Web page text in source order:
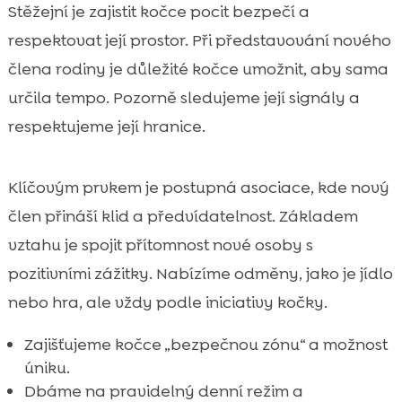
Stěžejní je zajistit kočce pocit bezpečí a
respektovat její prostor. Při představování nového
člena rodiny je důležité kočce umožnit, aby sama
určila tempo. Pozorně sledujeme její signály a
respektujeme její hranice.
Klíčovým prvkem je postupná asociace, kde nový
člen přináší klid a předvídatelnost. Základem
vztahu je spojit přítomnost nové osoby s
pozitivními zážitky. Nabízíme odměny, jako je jídlo
nebo hra, ale vždy podle iniciativy kočky.
Zajišťujeme kočce „bezpečnou zónu“ a možnost
úniku.
Dbáme na pravidelný denní režim a